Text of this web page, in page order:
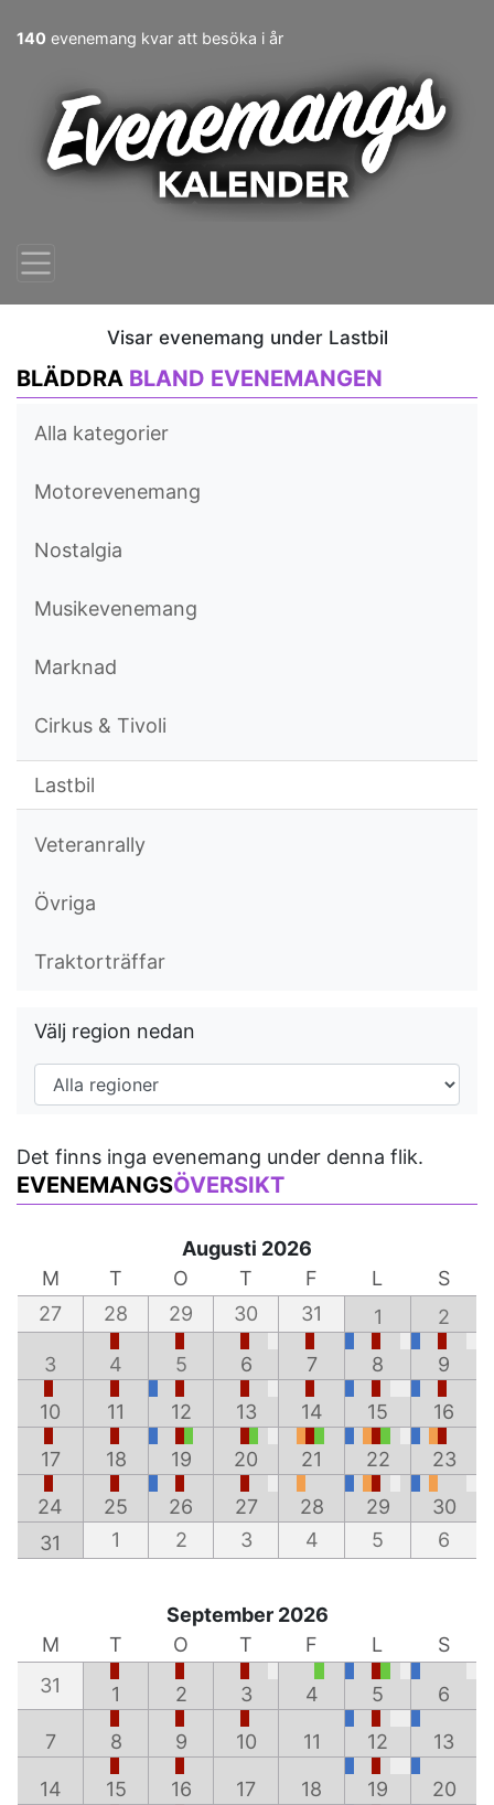
140 evenemang kvar att besöka i år
Visar evenemang under Lastbil
BLÄDDRA BLAND EVENEMANGEN
Alla kategorier
Motorevenemang
Nostalgia
Musikevenemang
Marknad
Cirkus & Tivoli
Lastbil
Veteranrally
Övriga
Traktorträffar
Välj region nedan
Det finns inga evenemang under denna flik.
EVENEMANGSÖVERSIKT
Augusti 2026
M
T O T F L
S
27
28 29 30 31 1 2
3 4 5 6 7 8 9
10 11 12 13 14 15 16
17 18 19 20 21 22 23
24 25 26 27 28 29
30
31
1 2 3 4 5 6
September 2026
M
T O T F L
S
31
1 2 3 4 5 6
7 8 9 10 11 12 13
14 15 16 17 18 19 20